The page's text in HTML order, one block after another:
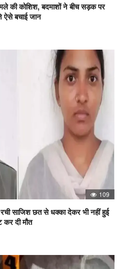
की कोशिश, बदमाशों ने बीच सड़क पर
ऐसे बचाई जान
109
साजिश छत से धक्का देकर भी नहीं हुई
कर दी मौत